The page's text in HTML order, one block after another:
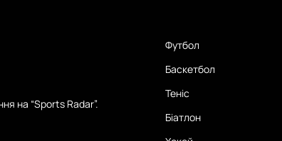
на “Sports Radar”.
Футбол
Баскетбол
Теніс
Біатлон